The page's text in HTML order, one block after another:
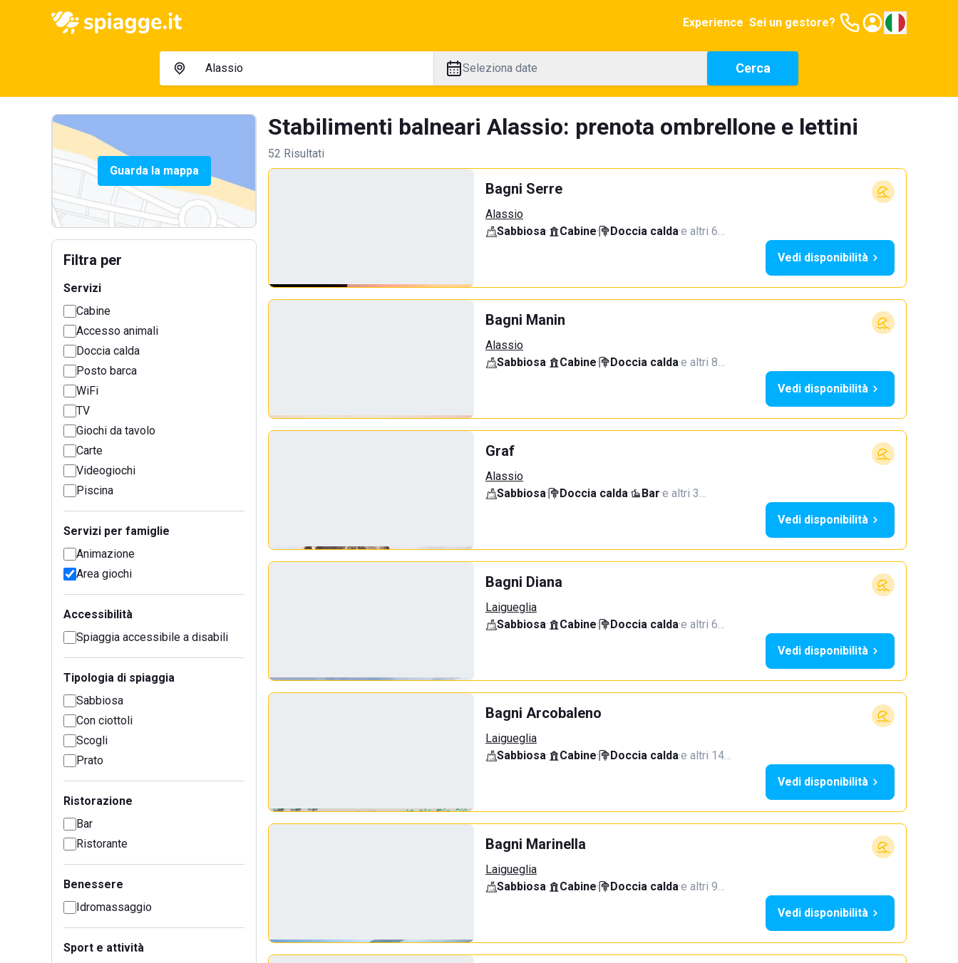
Experience Sei un gestore?
Seleziona date Cerca
Guarda la mappa
Filtra per
Servizi
Cabine
Accesso animali
Doccia calda
Posto barca
WiFi
TV
Giochi da tavolo
Carte
Videogiochi
Piscina
Servizi per famiglie
Animazione
Area giochi
Accessibilità
Spiaggia accessibile a disabili
Tipologia di spiaggia
Sabbiosa
Con ciottoli
Scogli
Prato
Ristorazione
Bar
Ristorante
Benessere
Idromassaggio
Sport e attività
Stabilimenti balneari Alassio: prenota ombrellone e lettini
52 Risultati
Bagni Serre
Alassio
Sabbiosa· Cabine· Doccia calda·e altri 6…
Vedi disponibilità
Bagni Manin
Alassio
Sabbiosa· Cabine· Doccia calda·e altri 8…
Vedi disponibilità
Graf
Alassio
Sabbiosa· Doccia calda· Bar·e altri 3…
Vedi disponibilità
Bagni Diana
Laigueglia
Sabbiosa· Cabine· Doccia calda·e altri 6…
Vedi disponibilità
Bagni Arcobaleno
Laigueglia
Sabbiosa· Cabine· Doccia calda·e altri 14…
Vedi disponibilità
Bagni Marinella
Laigueglia
Sabbiosa· Cabine· Doccia calda·e altri 9…
Vedi disponibilità